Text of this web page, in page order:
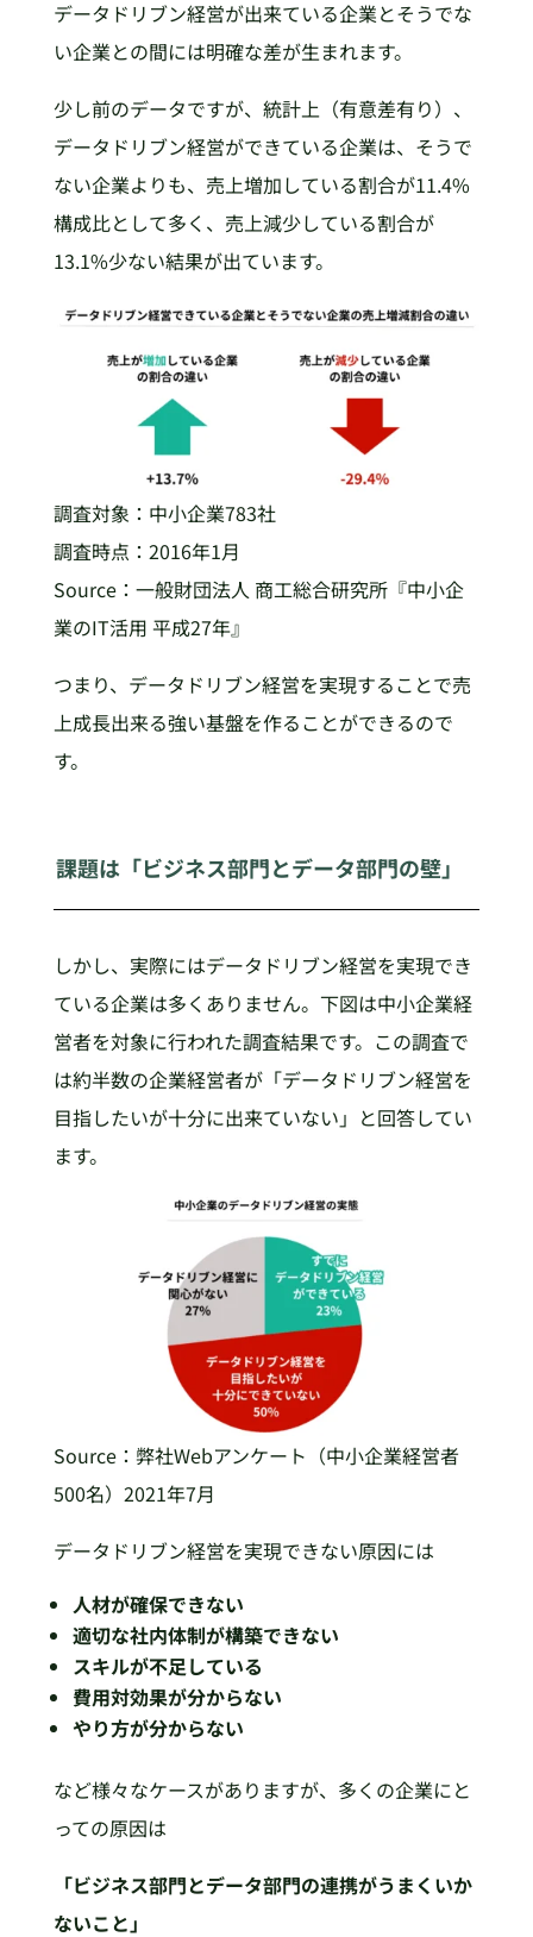
データドリブン経営が出来ている企業とそうでな
い企業との間には明確な差が生まれます。
少し前のデータですが、統計上（有意差有り）、
データドリブン経営ができている企業は、そうで
ない企業よりも、売上増加している割合が11.4%
構成比として多く、売上減少している割合が
13.1%少ない結果が出ています。
調査対象：中小企業783社
調査時点：2016年1月
Source：一般財団法人 商工総合研究所『中小企
業のIT活用 平成27年』
つまり、データドリブン経営を実現することで売
上成長出来る強い基盤を作ることができるので
す。
課題は「ビジネス部門とデータ部門の壁」
しかし、実際にはデータドリブン経営を実現でき
ている企業は多くありません。下図は中小企業経
営者を対象に行われた調査結果です。この調査で
は約半数の企業経営者が「データドリブン経営を
目指したいが十分に出来ていない」と回答してい
ます。
Source：弊社Webアンケート（中小企業経営者
500名）2021年7月
データドリブン経営を実現できない原因には
人材が確保できない
適切な社内体制が構築できない
スキルが不足している
費用対効果が分からない
やり方が分からない
など様々なケースがありますが、多くの企業にと
っての原因は
「ビジネス部門とデータ部門の連携がうまくいか
ないこと」